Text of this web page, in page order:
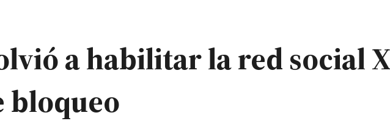
a habilitar la red social
bloqueo